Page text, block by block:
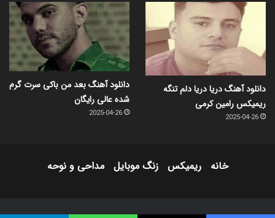
دانلود آهنگ دریا دریا دلم تنگه
ریمیکس رامین کرمی
2025-04-26
دانلود آهنگ بعد من باکی سرت گرم
شده عالی رایگان
2025-04-26
خانه ریمیکس زنگ موبایل مداحی و نوحه